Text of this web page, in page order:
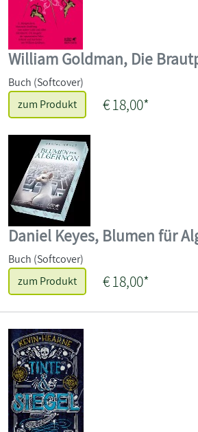
William Goldman, Die
Buch (Softcover)
zum Produkt
€ 18,00*
Daniel Keyes, Blumen für
Buch (Softcover)
zum Produkt
€ 18,00*